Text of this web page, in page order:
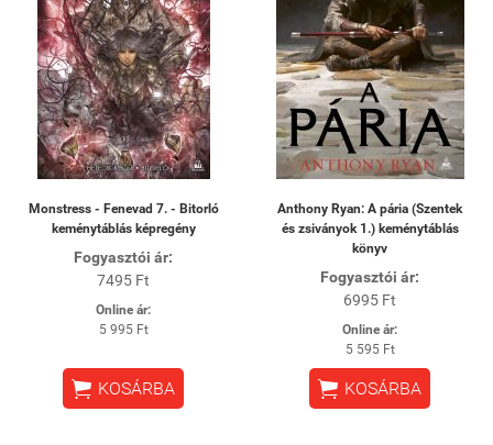
Monstress - Fenevad 7. - Bitorló
keménytáblás képregény
Fogyasztói ár:
7495 Ft
Online ár:
5 995 Ft
 KOSÁRBA
Anthony Ryan: A pária (Szentek
és zsiványok 1.) keménytáblás
könyv
Fogyasztói ár:
6995 Ft
Online ár:
5 595 Ft
 KOSÁRBA